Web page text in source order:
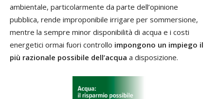
ambientale, particolarmente da parte dell’opinione
pubblica, rende improponibile irrigare per sommersione,
mentre la sempre minor disponibilità di acqua e i costi
energetici ormai fuori controllo impongono un impiego il
più razionale possibile dell’acqua a disposizione.